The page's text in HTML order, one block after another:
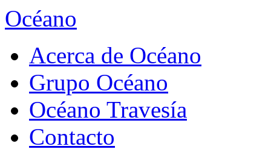
Océano
Acerca de Océano
Grupo Océano
Océano Travesía
Contacto